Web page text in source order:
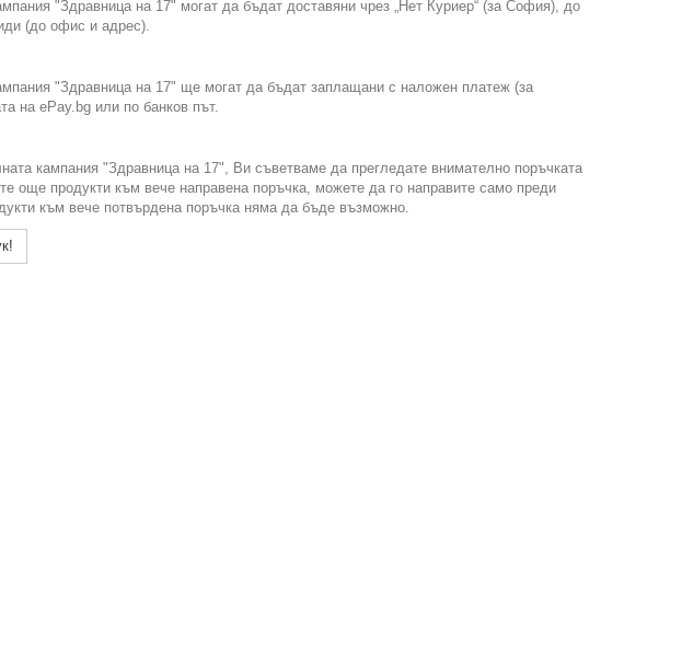
"Здравница на 17" могат да бъдат доставяни чрез „Нет Куриер“ (за София), до
(до офис и адрес).
"Здравница на 17" ще могат да бъдат заплащани с наложен платеж (за
на ePay.bg или по банков път.
кампания "Здравница на 17", Ви съветваме да прегледате внимателно поръчката
още продукти към вече направена поръчка, можете да го направите само преди
към вече потвърдена поръчка няма да бъде възможно.